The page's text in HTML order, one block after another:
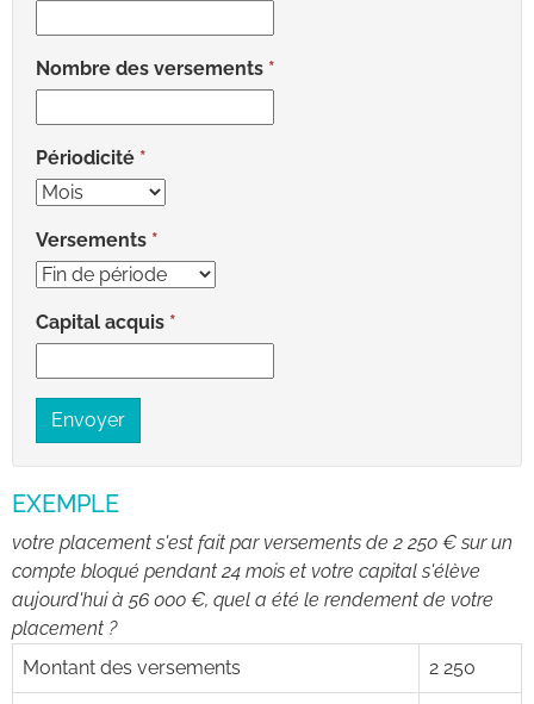
Nombre des versements
Périodicité
Versements
Capital acquis
Envoyer
EXEMPLE
votre placement s'est fait par versements de 2 250 € sur un
compte bloqué pendant 24 mois et votre capital s'élève
aujourd'hui à 56 000 €, quel a été le rendement de votre
placement ?
Montant des versements
2 250